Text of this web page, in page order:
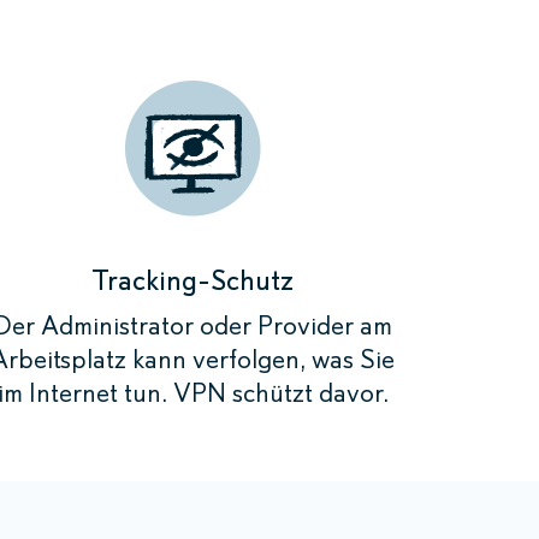
anonymisiert
anonymisiert
anonymisiert
anonymisiert
Tracking-Schutz
Administrator oder Provider am
kann verfolgen, was Sie
im Internet tun. VPN schützt davor.